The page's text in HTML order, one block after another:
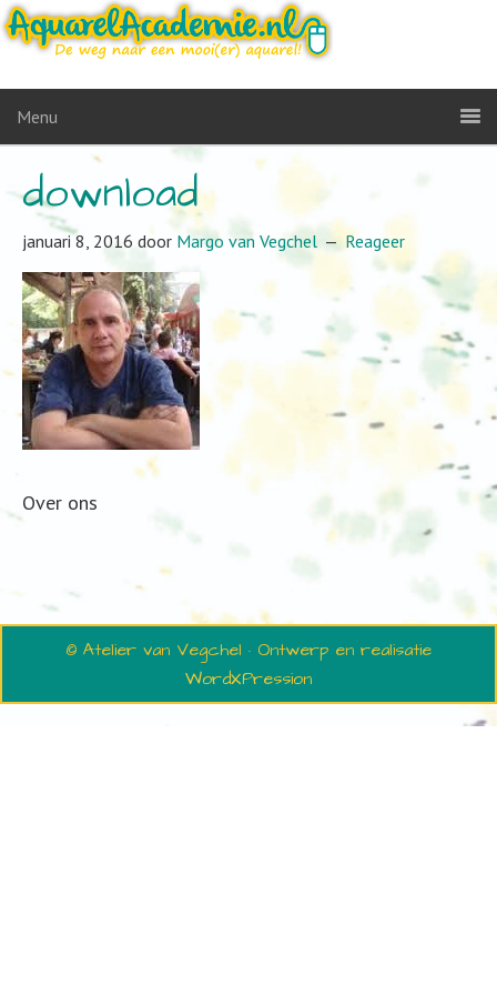
Menu
download
januari 8, 2016 door Margo van Vegchel Reageer
Over ons
© Atelier van Vegchel · Ontwerp en realisatie
WordXPression